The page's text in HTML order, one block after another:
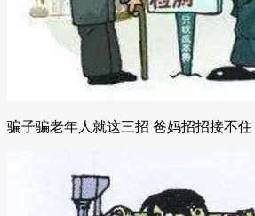
骗子骗老年人就这三招 爸妈招招接不住